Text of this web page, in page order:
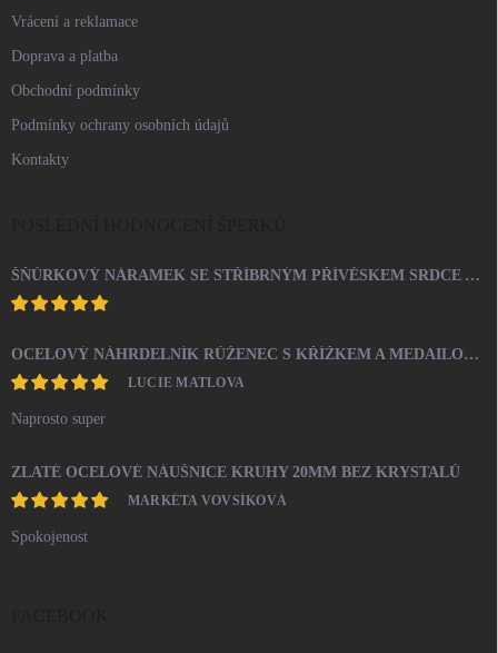
Vrácení a reklamace
Doprava a platba
Obchodní podmínky
Podmínky ochrany osobních údajů
Kontakty
ŠŇŮRKOVÝ NÁRAMEK SE STŘÍBRNÝM PŘÍVĚSKEM SRDCE A KRYSTALY SWAROVSKI CRYSTAL (STŘÍBRO 925/1000)
OCELOVÝ NÁHRDELNÍK RŮŽENEC S KŘÍŽKEM A MEDAILONEM
LUCIE MATLOVA
Naprosto super
ZLATÉ OCELOVÉ NÁUŠNICE KRUHY 20MM BEZ KRYSTALŮ
MARKÉTA VOVSÍKOVÁ
Spokojenost